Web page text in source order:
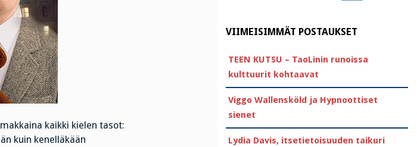
kaikki kielen tasot:
kuin kenelläkään
VIIMEISIMMÄT POSTAUKSET
TEEN KUTSU – TaoLinin runoissa
kulttuurit kohtaavat
Viggo Wallensköld ja Hypnoottiset
sienet
Lydia Davis, itsetietoisuuden taikuri